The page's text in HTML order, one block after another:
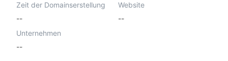
Zeit der Domainserstellung
--
Website
--
Unternehmen
--